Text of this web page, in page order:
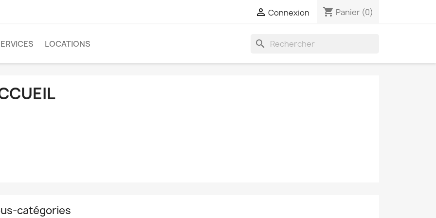
 Connexion shopping_cart Panier (0)
LOCATIONS search
catégories